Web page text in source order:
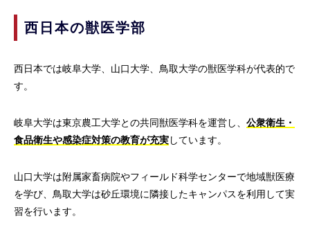
西日本の獣医学部
西日本では岐阜大学、山口大学、鳥取大学の獣医学科が代表的で
す。
岐阜大学は東京農工大学との共同獣医学科を運営し、 公衆衛生・
食品衛生や感染症対策の教育が充実しています。
山口大学は附属家畜病院やフィールド科学センターで地域獣医療
を学び、鳥取大学は砂丘環境に隣接したキャンパスを利用して実
習を行います。